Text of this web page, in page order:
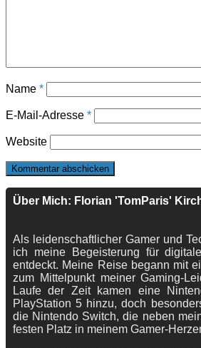
Name *
E-Mail-Adresse *
Website
Über Mich: Florian 'TomParis'
Als leidenschaftlicher Gamer und
ich meine Begeisterung für
entdeckt. Meine Reise begann mit
zum Mittelpunkt meiner Gaming-
Laufe der Zeit kamen eine
PlayStation 5 hinzu, doch
die Nintendo Switch, die neben
festen Platz in meinem Gamer-